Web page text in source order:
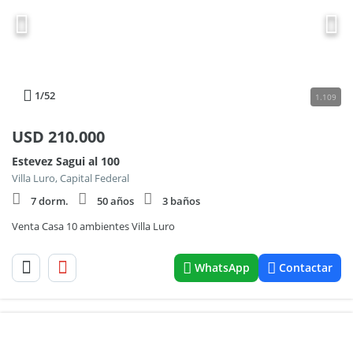
1/52 1.109
USD 210.000
Estevez Sagui al 100
Villa Luro, Capital Federal
7 dorm.
50 años
3 baños
Venta Casa 10 ambientes Villa Luro
WhatsApp Contactar